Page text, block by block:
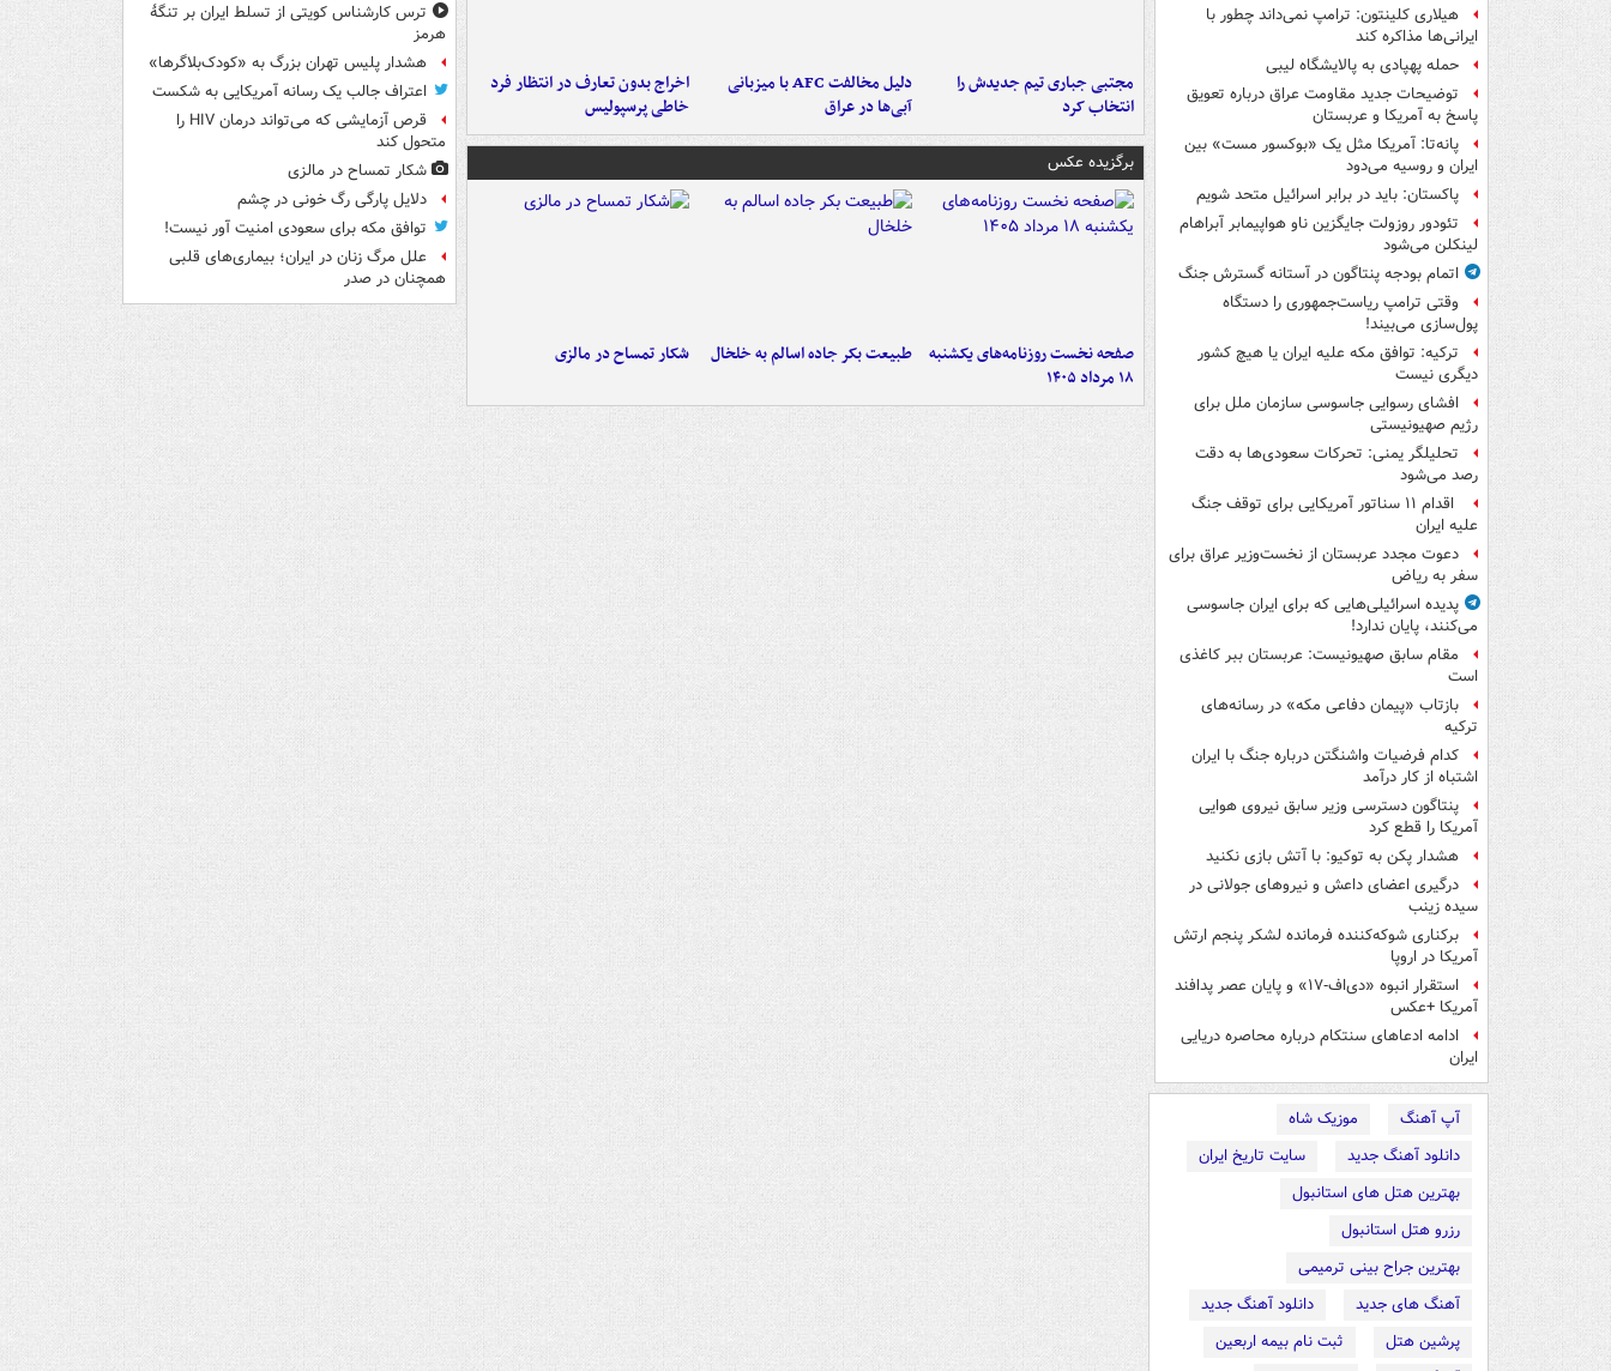
هیلاری کلینتون: ترامپ نمی‌داند چطور با
ایرانی‌ها مذاکره کند
حمله پهپادی به پالایشگاه لیبی
توضیحات جدید مقاومت عراق درباره تعویق
پاسخ به آمریکا و عربستان
پانه‌تا: آمریکا مثل یک «بوکسور مست» بین
ایران و روسیه می‌دود
پاکستان: باید در برابر اسرائیل متحد شویم
تئودور روزولت جایگزین ناو هواپیمابر آبراهام
لینکلن می‌شود
اتمام بودجه پنتاگون در آستانه گسترش جنگ
وقتی ترامپ ریاست‌جمهوری را دستگاه
پول‌سازی می‌بیند!
ترکیه: توافق مکه علیه ایران یا هیچ کشور
دیگری نیست
افشای رسوایی جاسوسی سازمان ملل برای
رژیم صهیونیستی
تحلیلگر یمنی: تحرکات سعودی‌ها به دقت
رصد می‌شود
اقدام ۱۱ سناتور آمریکایی برای توقف جنگ
علیه ایران
دعوت مجدد عربستان از نخست‌وزیر عراق برای
سفر به ریاض
پدیده اسرائیلی‌هایی که برای ایران جاسوسی
می‌کنند، پایان ندارد!
مقام سابق صهیونیست: عربستان ببر کاغذی
است
بازتاب «پیمان دفاعی مکه» در رسانه‌های
ترکیه
کدام فرضیات واشنگتن درباره جنگ با ایران
اشتباه از کار درآمد
پنتاگون دسترسی وزیر سابق نیروی هوایی
آمریکا را قطع کرد
هشدار پکن به توکیو: با آتش بازی نکنید
درگیری اعضای داعش و نیروهای جولانی در
سیده زینب
برکناری شوکه‌کننده فرمانده لشکر پنجم ارتش
آمریکا در اروپا
استقرار انبوه «دی‌اف‑۱۷» و پایان عصر پدافند
آمریکا +عکس
ادامه ادعاهای سنتکام درباره محاصره دریایی
ایران
آپ آهنگ
موزیک شاه
دانلود آهنگ جدید
سایت تاریخ ایران
بهترین هتل های استانبول
رزرو هتل استانبول
بهترین جراح بینی ترمیمی
آهنگ های جدید
دانلود آهنگ جدید
پرشین هتل
ثبت نام بیمه اربعین
مجتبی جباری تیم جدیدش را
انتخاب کرد
دلیل مخالفت AFC با میزبانی
آبی‌ها در عراق
اخراج بدون تعارف در انتظار فرد
خاطی پرسپولیس
برگزیده عکس
صفحه نخست روزنامه‌های یکشنبه
۱۸ مرداد ۱۴۰۵
طبیعت بکر جاده اسالم به خلخال شکار تمساح در مالزی
ترس کارشناس کویتی از تسلط ایران بر تنگۀ
هرمز
هشدار پلیس تهران بزرگ به «کودک‌بلاگرها»
اعتراف جالب یک رسانه آمریکایی به شکست
قرص آزمایشی که می‌تواند درمان HIV را
متحول کند
شکار تمساح در مالزی
دلایل پارگی رگ خونی در چشم
توافق مکه برای سعودی امنیت آور نیست!
علل مرگ زنان در ایران؛ بیماری‌های قلبی
همچنان در صدر